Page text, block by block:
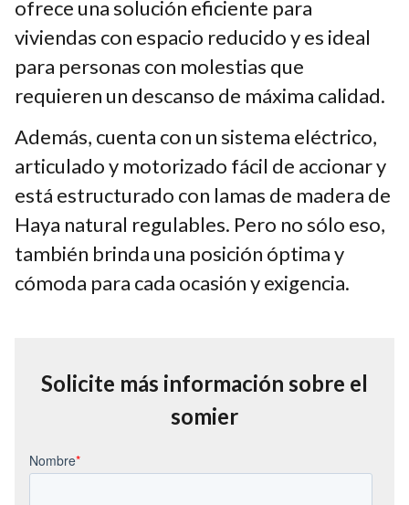
ofrece una solución eficiente para
viviendas con espacio reducido y es ideal
para personas con molestias que
requieren un descanso de máxima calidad.
Además, cuenta con un sistema eléctrico,
articulado y motorizado fácil de accionar y
está estructurado con lamas de madera de
Haya natural regulables. Pero no sólo eso,
también brinda una posición óptima y
cómoda para cada ocasión y exigencia.
Solicite más información sobre el
somier